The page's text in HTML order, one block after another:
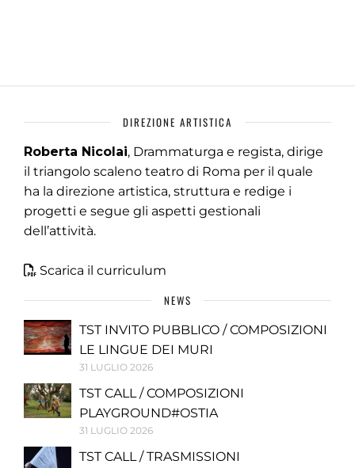
DIREZIONE ARTISTICA
Roberta Nicolai, Drammaturga e regista, dirige
il triangolo scaleno teatro di Roma per il quale
ha la direzione artistica, struttura e redige i
progetti e segue gli aspetti gestionali
dell’attività.
Scarica il curriculum
NEWS
TST INVITO PUBBLICO / COMPOSIZIONI
LE LINGUE DEI MURI
31 LUGLIO 2026
TST CALL / COMPOSIZIONI
PLAYGROUND#OSTIA
31 LUGLIO 2026
TST CALL / TRASMISSIONI